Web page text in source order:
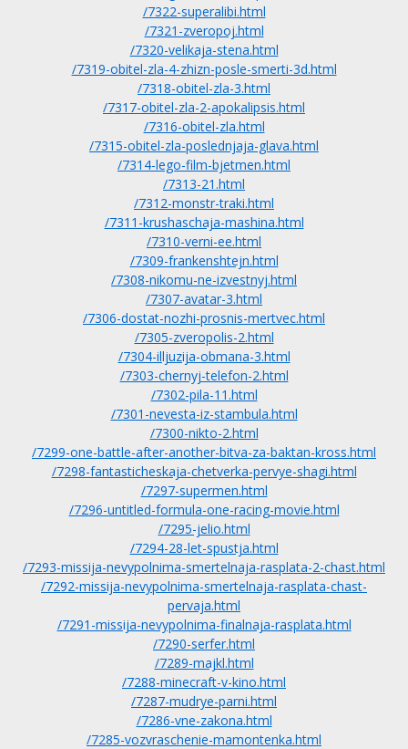
/7322-superalibi.html
/7321-zveropoj.html
/7320-velikaja-stena.html
/7319-obitel-zla-4-zhizn-posle-smerti-3d.html
/7318-obitel-zla-3.html
/7317-obitel-zla-2-apokalipsis.html
/7316-obitel-zla.html
/7315-obitel-zla-poslednjaja-glava.html
/7314-lego-film-bjetmen.html
/7313-21.html
/7312-monstr-traki.html
/7311-krushaschaja-mashina.html
/7310-verni-ee.html
/7309-frankenshtejn.html
/7308-nikomu-ne-izvestnyj.html
/7307-avatar-3.html
/7306-dostat-nozhi-prosnis-mertvec.html
/7305-zveropolis-2.html
/7304-illjuzija-obmana-3.html
/7303-chernyj-telefon-2.html
/7302-pila-11.html
/7301-nevesta-iz-stambula.html
/7300-nikto-2.html
/7299-one-battle-after-another-bitva-za-baktan-kross.html
/7298-fantasticheskaja-chetverka-pervye-shagi.html
/7297-supermen.html
/7296-untitled-formula-one-racing-movie.html
/7295-jelio.html
/7294-28-let-spustja.html
/7293-missija-nevypolnima-smertelnaja-rasplata-2-chast.html
/7292-missija-nevypolnima-smertelnaja-rasplata-chast-
pervaja.html
/7291-missija-nevypolnima-finalnaja-rasplata.html
/7290-serfer.html
/7289-majkl.html
/7288-minecraft-v-kino.html
/7287-mudrye-parni.html
/7286-vne-zakona.html
/7285-vozvraschenie-mamontenka.html